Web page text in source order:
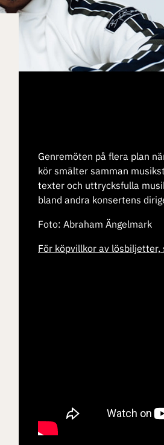
Genremöten på flera plan
kör smälter samman
texter och uttrycksfulla
bland andra konsertens
Foto: Abraham Ängelmark
För köpvillkor av